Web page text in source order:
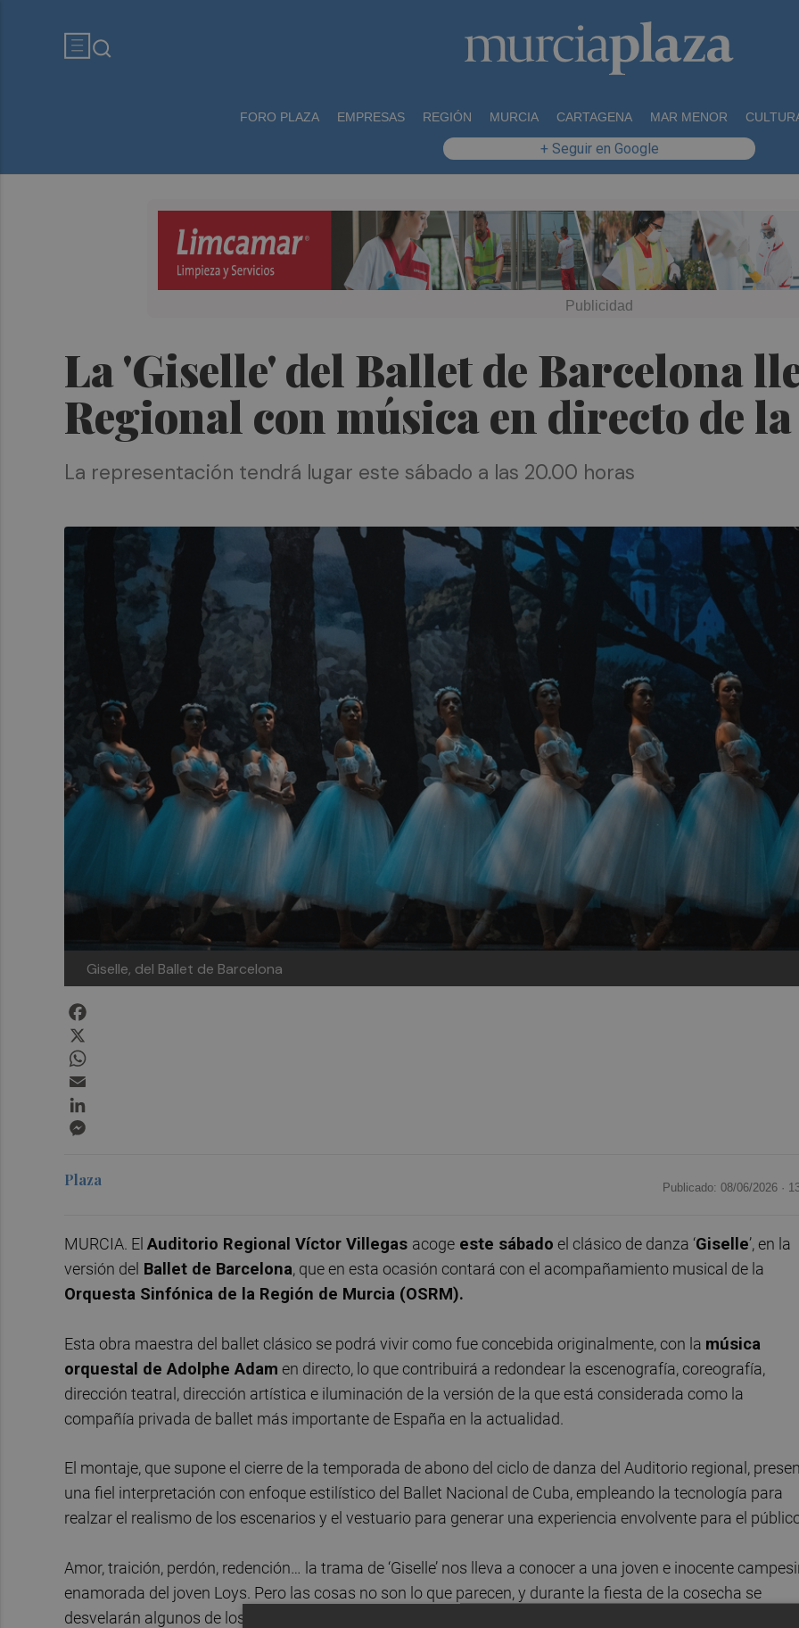
FORO PLAZA EMPRESAS REGIÓN MURCIA CARTAGENA MAR MENOR
+ Seguir en Google
La 'Giselle' del Ballet de Barcelona
Regional con música en directo de
La representación tendrá lugar este sábado a las 20.00 horas
Giselle, del Ballet de Barcelona
Plaza Publicado: 08/06/2026 ·
MURCIA. El Auditorio Regional Víctor Villegas acoge este sábado el clásico de danza ‘Giselle’, en la
versión del Ballet de Barcelona, que en esta ocasión contará con el acompañamiento musical de la
Orquesta Sinfónica de la Región de Murcia (OSRM).
Esta obra maestra del ballet clásico se podrá vivir como fue concebida originalmente, con la música
orquestal de Adolphe Adam en directo, lo que contribuirá a redondear la escenografía, coreografía,
dirección teatral, dirección artística e iluminación de la versión de la que está considerada como la
compañía privada de ballet más importante de España en la actualidad.
El montaje, que supone el cierre de la temporada de abono del ciclo de danza del Auditorio regional,
una fiel interpretación con enfoque estilístico del Ballet Nacional de Cuba, empleando la tecnología para
realzar el realismo de los escenarios y el vestuario para generar una experiencia envolvente para el
Amor, traición, perdón, redención… la trama de ‘Giselle’ nos lleva a conocer a una joven e inocente
enamorada del joven Loys. Pero las cosas no son lo que parecen, y durante la fiesta de la cosecha se
desvelarán algunos de los secretos que pueden llevar a la protagonista a una situación límite. El ballet